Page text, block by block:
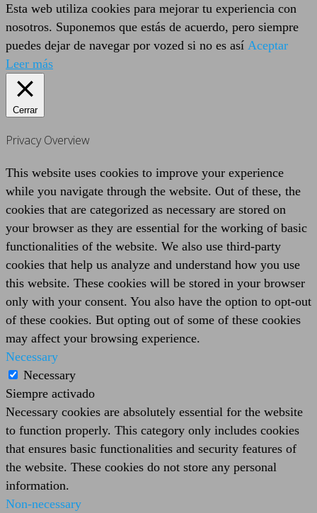
Esta web utiliza cookies para mejorar tu experiencia con
nosotros. Suponemos que estás de acuerdo, pero siempre
puedes dejar de navegar por vozed si no es así Aceptar
Leer más
Cerrar
Privacy Overview
This website uses cookies to improve your experience
while you navigate through the website. Out of these, the
cookies that are categorized as necessary are stored on
your browser as they are essential for the working of basic
functionalities of the website. We also use third-party
cookies that help us analyze and understand how you use
this website. These cookies will be stored in your browser
only with your consent. You also have the option to opt-out
of these cookies. But opting out of some of these cookies
may affect your browsing experience.
Necessary
Necessary
Siempre activado
Necessary cookies are absolutely essential for the website
to function properly. This category only includes cookies
that ensures basic functionalities and security features of
the website. These cookies do not store any personal
information.
Non-necessary